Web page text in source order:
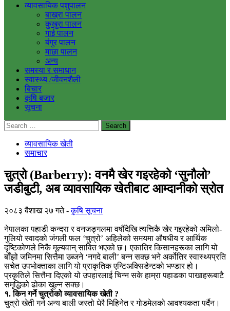
व्यावसायिक पशुपालन
बाख्रा पालन
कुखुरा पालन
गाई पालन
बंगुर पालन
माछा पालन
अन्य
समस्या र समाधान
स्वास्थ्य /जीवनशैली
बिचार
कृषि बजार
सूचना
Search
for:
व्यावसायिक खेती
समाचार
चुत्रो (Barberry): वनमै खेर गइरहेको ‘सुनौलो’
जडीबुटी, अब व्यावसायिक खेतीबाट आम्दानीको स्रोत
२०८३ बैशाख २७ गते कृषि सूचना
नेपालका पहाडी कन्दरा र वनजङ्गलमा वर्षौँदेखि त्यत्तिकै खेर गइरहेको अमिलो-
गुलियो स्वादको जंगली फल ‘चुत्रो’ अहिलेको समयमा औषधीय र आर्थिक
दृष्टिकोणले निकै मूल्यवान् सावित भएको छ। एकातिर किसानहरूका लागि यो
बाँझो जमिनमा सित्तैमा उब्जने ‘नगदे बाली’ बन्न सक्छ भने अर्कोतिर स्वास्थ्यप्रति
सचेत उपभोक्ताका लागि यो प्राकृतिक एन्टिअक्सिडेन्टको भण्डार हो।
प्रकृतिले सित्तैमा दिएको यो उपहारलाई चिन्न सके हाम्रा पहाडका पाखाहरूबाटै
समृद्धिको ढोका खुल्न सक्छ।
१. किन गर्ने चुत्रोको व्यावसायिक खेती ?
चुत्रो खेती गर्न अन्य बाली जस्तो धेरै मिहिनेत र गोडमेलको आवश्यकता पर्दैन।